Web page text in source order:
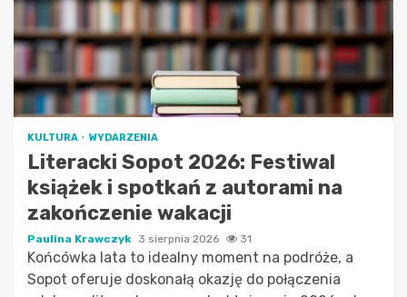
KULTURA WYDARZENIA
Literacki Sopot 2026: Festiwal
książek i spotkań z autorami na
zakończenie wakacji
Paulina Krawczyk 3 sierpnia 2026 31
Końcówka lata to idealny moment na podróże, a
Sopot oferuje doskonałą okazję do połączenia